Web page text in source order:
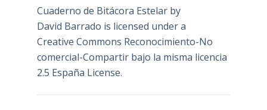
Cuaderno de Bitácora Estelarby
David Barrado is licensed under a
Creative Commons Reconocimiento-No
comercial-Compartir bajo la misma licencia
2.5 España License.